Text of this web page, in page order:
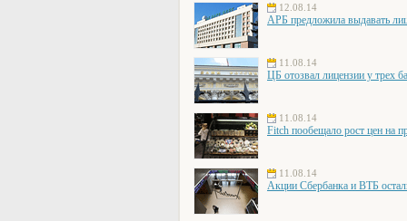
12.08.14
АРБ предложила выдавать
11.08.14
ЦБ отозвал лицензии у трех
11.08.14
Fitch пообещало рост цен на
11.08.14
Акции Сбербанка и ВТБ